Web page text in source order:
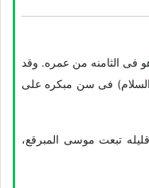
الهادی الإمامه سنه 220 هـ وهو فی الثامنه من عمره. وقد
السلام) فی سن مبکره على
تبعت موسى المبرقع،